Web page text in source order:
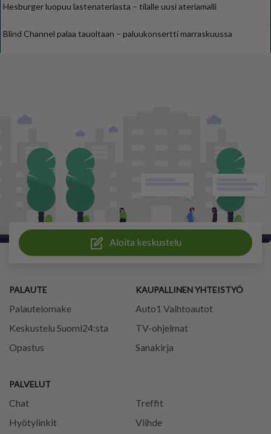
Hesburger luopuu lastenateriasta – tilalle uusi ateriamalli
Blind Channel palaa tauoltaan – paluukonsertti marraskuussa
Aloita keskustelu
PALAUTE
Palautelomake
Keskustelu Suomi24:sta
Opastus
PALVELUT
Chat
Treffit
Hyötylinkit
Viihde
KAUPALLINEN YHTEISTYÖ
Auto1 Vaihtoautot
TV-ohjelmat
Sanakirja